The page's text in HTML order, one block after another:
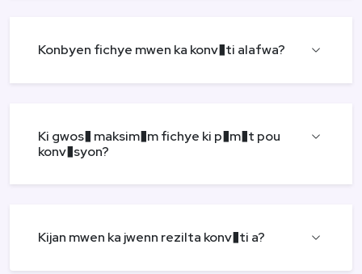
Konbyen fichye mwen ka konv�ti alafwa?
Ki gwos� maksim�m fichye ki p�m�t pou
konv�syon?
Kijan mwen ka jwenn rezilta konv�ti a?